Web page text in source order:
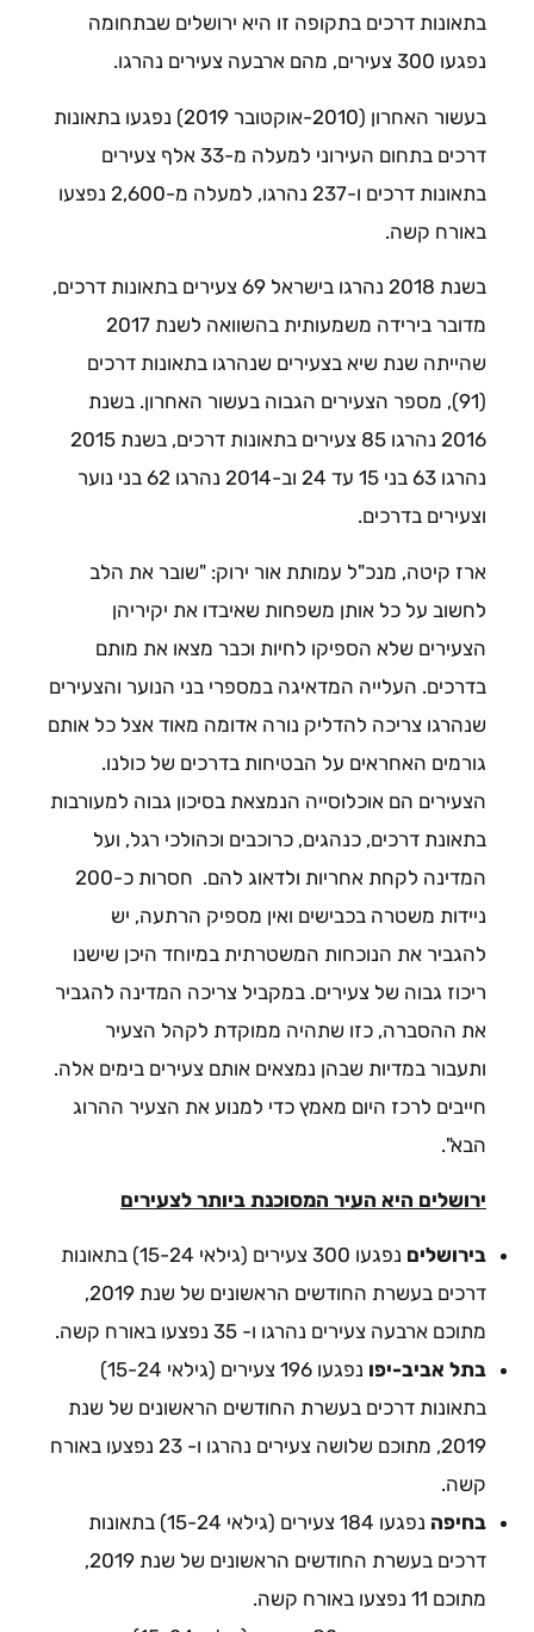
בתאונות דרכים בתקופה זו היא ירושלים שבתחומה
נפגעו 300 צעירים, מהם ארבעה צעירים נהרגו.
בעשור האחרון (2010-אוקטובר 2019) נפגעו בתאונות
דרכים בתחום העירוני למעלה מ-33 אלף צעירים
בתאונות דרכים ו-237 נהרגו, למעלה מ-2,600 נפצעו
באורח קשה.
בשנת 2018 נהרגו בישראל 69 צעירים בתאונות דרכים,
מדובר בירידה משמעותית בהשוואה לשנת 2017
שהייתה שנת שיא בצעירים שנהרגו בתאונות דרכים
(91), מספר הצעירים הגבוה בעשור האחרון. בשנת
2016 נהרגו 85 צעירים בתאונות דרכים, בשנת 2015
נהרגו 63 בני 15 עד 24 וב-2014 נהרגו 62 בני נוער
וצעירים בדרכים.
ארז קיטה, מנכ"ל עמותת אור ירוק: "שובר את הלב
לחשוב על כל אותן משפחות שאיבדו את יקיריהן
הצעירים שלא הספיקו לחיות וכבר מצאו את מותם
בדרכים. העלייה המדאיגה במספרי בני הנוער והצעירים
שנהרגו צריכה להדליק נורה אדומה מאוד אצל כל אותם
גורמים האחראים על הבטיחות בדרכים של כולנו.
הצעירים הם אוכלוסייה הנמצאת בסיכון גבוה למעורבות
בתאונת דרכים, כנהגים, כרוכבים וכהולכי רגל, ועל
המדינה לקחת אחריות ולדאוג להם. חסרות כ-200
ניידות משטרה בכבישים ואין מספיק הרתעה, יש
להגביר את הנוכחות המשטרתית במיוחד היכן שישנו
ריכוז גבוה של צעירים. במקביל צריכה המדינה להגביר
את ההסברה, כזו שתהיה ממוקדת לקהל הצעיר
ותעבור במדיות שבהן נמצאים אותם צעירים בימים אלה.
חייבים לרכז היום מאמץ כדי למנוע את הצעיר ההרוג
הבא".
ירושלים היא העיר המסוכנת ביותר לצעירים
בירושלים
נפגעו 300 צעירים (גילאי 15-24) בתאונות
דרכים בעשרת החודשים הראשונים של שנת 2019,
מתוכם ארבעה צעירים נהרגו ו- 35 נפצעו באורח קשה.
בתל אביב-יפו
נפגעו 196 צעירים (גילאי 15-24)
בתאונות דרכים בעשרת החודשים הראשונים של שנת
2019, מתוכם שלושה צעירים נהרגו ו- 23 נפצעו באורח
קשה.
בחיפה
נפגעו 184 צעירים (גילאי 15-24) בתאונות
דרכים בעשרת החודשים הראשונים של שנת 2019,
מתוכם 11 נפצעו באורח קשה.